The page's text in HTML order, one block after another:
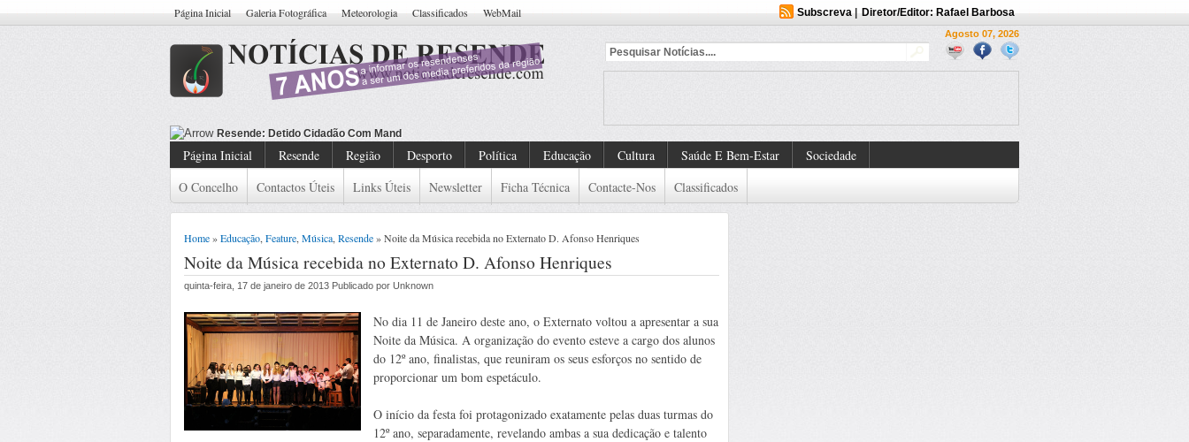
Página Inicial Galeria Fotográfica Meteorologia Classificados WebMail Subscreva| Diretor/Editor: Rafael Barbosa
Agosto 07, 2026
Resende: Detido Cidadão Com Mandado De Detenção Europeu
Página Inicial Resende Região Desporto Política Educação Cultura Saúde E Bem-Estar
Sociedade
O Concelho
Contactos Úteis Links Úteis Newsletter Ficha Técnica Contacte-Nos Classificados
Home»Educação Feature Música Resende» Noite da Música recebida no Externato D. Afonso Henriques
Noite da Música recebida no Externato D. Afonso Henriques
quinta-feira, 17 de janeiro de 2013 Publicado por Unknown
No dia 11 de Janeiro deste ano, o Externato voltou a apresentar a sua
Noite da Música. A organização do evento esteve a cargo dos alunos
do 12º ano, finalistas, que reuniram os seus esforços no sentido de
proporcionar um bom espetáculo.
O início da festa foi protagonizado exatamente pelas duas turmas do
12º ano, separadamente, revelando ambas a sua dedicação e talento